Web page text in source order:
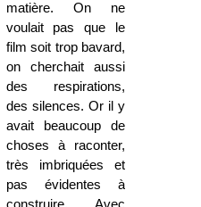
matière. On ne
voulait pas que le
film soit trop bavard,
on cherchait aussi
des respirations,
des silences. Or il y
avait beaucoup de
choses à raconter,
très imbriquées et
pas évidentes à